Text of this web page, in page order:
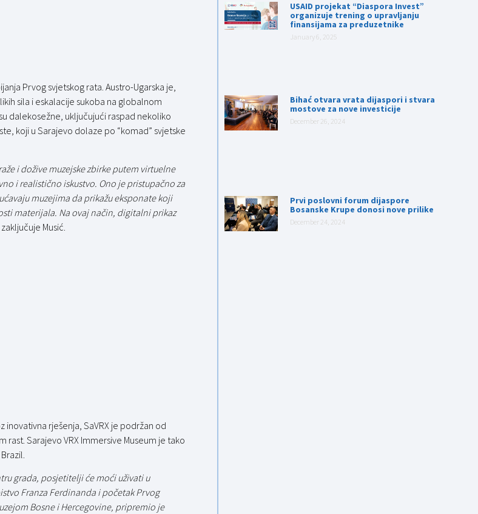
Prvog svjetskog rata. Austro-Ugarska je,
sila i eskalacije sukoba na globalnom
dalekosežne, uključujući raspad nekoliko
koji u Sarajevo dolaze po “komad” svjetske
i dožive muzejske zbirke putem virtuelne
i realistično iskustvo. Ono je pristupačno za
muzejima da prikažu eksponate koji
materijala. Na ovaj način, digitalni prikaz
zaključuje Musić.
rješenja, SaVRX je podržan od
rast. Sarajevo VRX Immersive Museum je tako
grada, posjetitelji će moći uživati u
Franza Ferdinanda i početak Prvog
Bosne i Hercegovine, pripremio je
USAID projekat “Diaspora Invest”
organizuje trening o upravljanju
finansijama za preduzetnike
January 6, 2025
Bihać otvara vrata dijaspori i stvara
mostove za nove investicije
December 26, 2024
Prvi poslovni forum dijaspore
Bosanske Krupe donosi nove prilike
December 24, 2024